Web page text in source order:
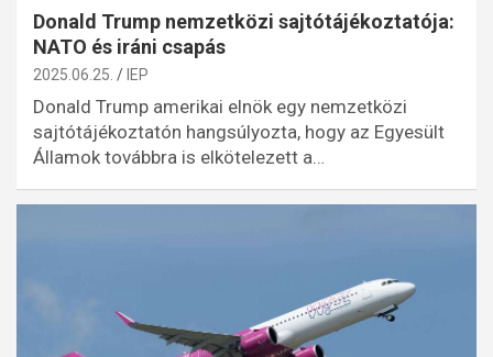
Donald Trump nemzetközi sajtótájékoztatója:
NATO és iráni csapás
2025.06.25. IEP
Donald Trump amerikai elnök egy nemzetközi
sajtótájékoztatón hangsúlyozta, hogy az Egyesült
Államok továbbra is elkötelezett a…